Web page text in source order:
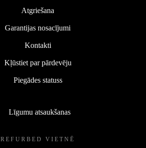
Atgriešana
Garantijas nosacījumi
Kontakti
Kļūstiet par pārdevēju
Piegādes statuss
Līgumu atsaukšanas
REFURBED VIETNĒ